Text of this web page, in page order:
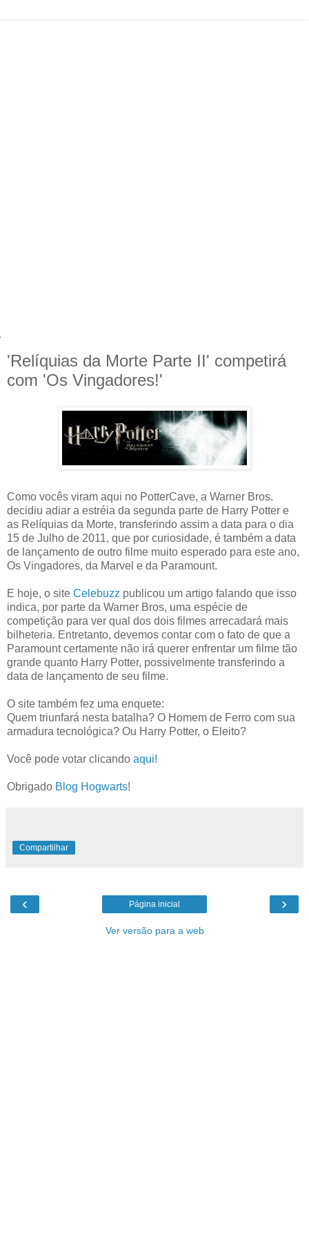
'Relíquias da Morte Parte II' competirá
com 'Os Vingadores!'
Como vocês viram aqui no PotterCave, a Warner Bros.
decidiu adiar a estréia da segunda parte de Harry Potter e
as Relíquias da Morte, transferindo assim a data para o dia
15 de Julho de 2011, que por curiosidade, é também a data
de lançamento de outro filme muito esperado para este ano,
Os Vingadores, da Marvel e da Paramount.
E hoje, o site Celebuzz publicou um artigo falando que isso
indica, por parte da Warner Bros, uma espécie de
competição para ver qual dos dois filmes arrecadará mais
bilheteria. Entretanto, devemos contar com o fato de que a
Paramount certamente não irá querer enfrentar um filme tão
grande quanto Harry Potter, possivelmente transferindo a
data de lançamento de seu filme.
O site também fez uma enquete:
Quem triunfará nesta batalha? O Homem de Ferro com sua
armadura tecnológica? Ou Harry Potter, o Eleito?
Você pode votar clicando aqui!
Obrigado Blog Hogwarts!
Compartilhar
‹ ›
Página inicial
Ver versão para a web